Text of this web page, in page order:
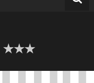
★★★